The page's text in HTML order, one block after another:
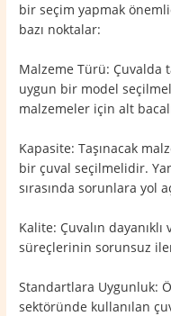
bir seçim yapmak
bazı noktalar:
Malzeme Türü: Çuvalda
uygun bir model
malzemeler için alt
Kapasite: Taşınacak
bir çuval seçilmelidir.
sırasında sorunlara yol
Kalite: Çuvalın dayanıklı
süreçlerinin sorunsuz
Standartlara Uygunluk:
sektöründe kullanılan